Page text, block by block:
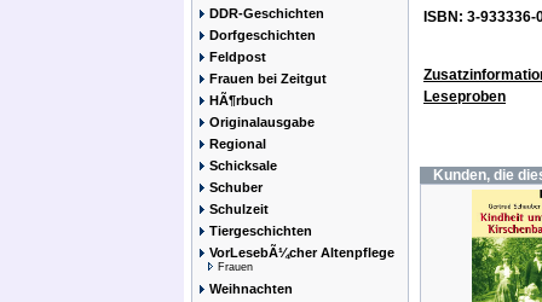
DDR-Geschichten
Dorfgeschichten
Feldpost
Frauen bei Zeitgut
HÃ¶rbuch
Originalausgabe
Regional
Schicksale
Schuber
Schulzeit
Tiergeschichten
VorLesebÃ¼cher Altenpflege
Frauen
Weihnachten
ISBN: 3-933336-
Leseproben
Kunden, die